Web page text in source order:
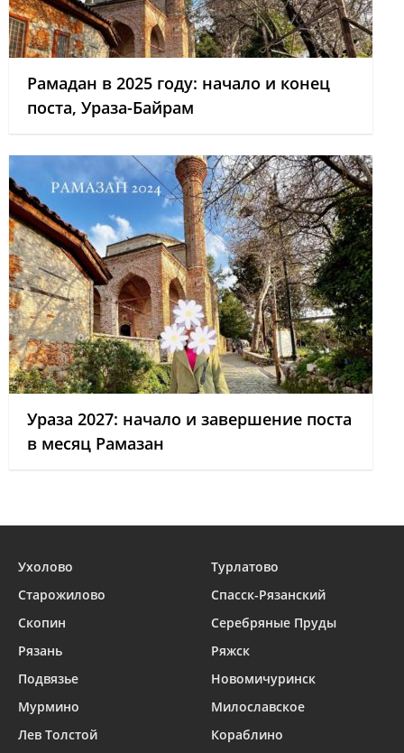
Рамадан в 2025 году: начало и конец
поста, Ураза-Байрам
Ураза 2027: начало и завершение поста
в месяц Рамазан
Ухолово
Турлатово
Старожилово
Спасск-Рязанский
Скопин
Серебряные Пруды
Рязань
Ряжск
Подвязье
Новомичуринск
Мурмино
Милославское
Лев Толстой
Кораблино